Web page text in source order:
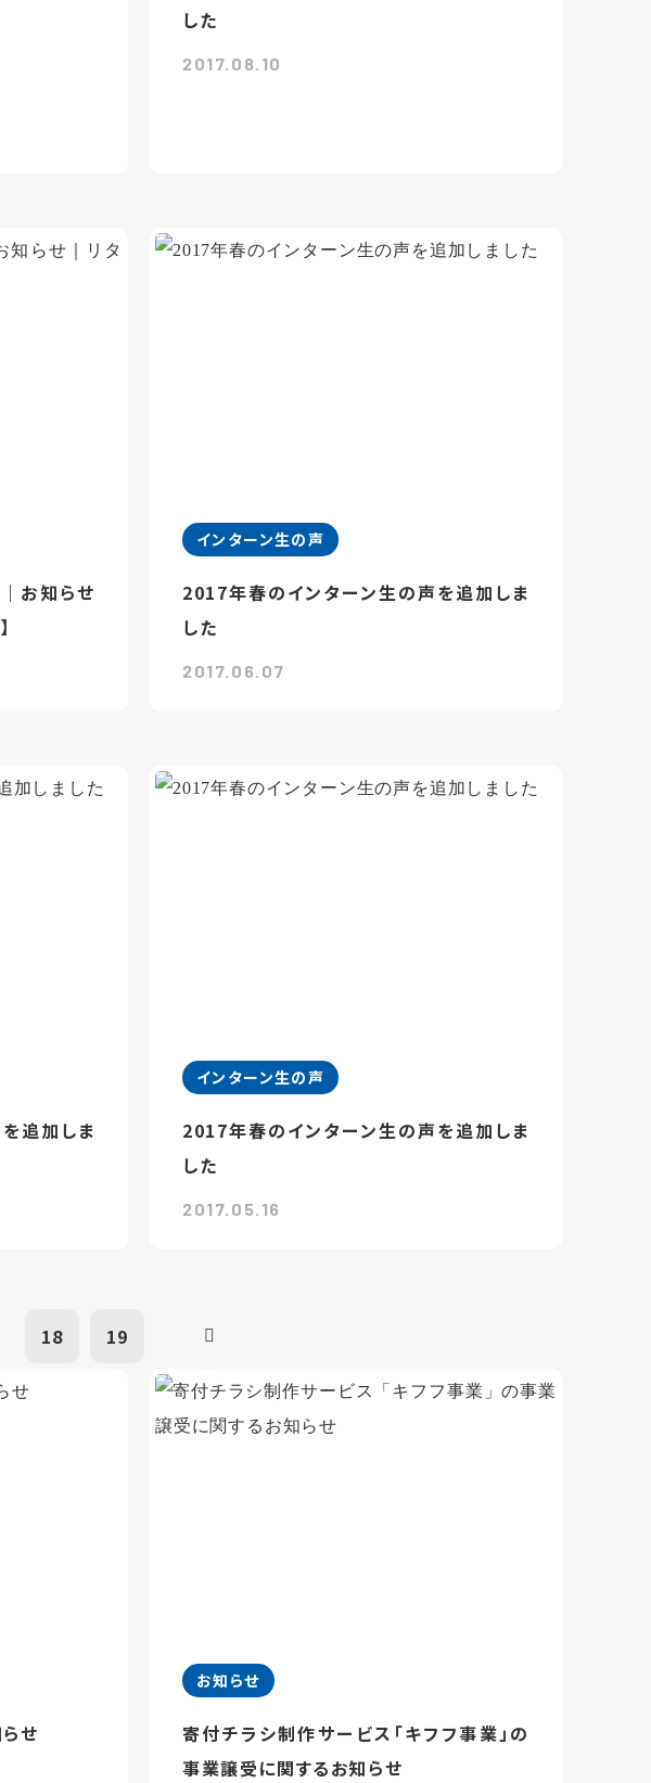
した
2017.08.10
お知らせ
インターン生の声
2017年春のインターン生の声を追加しま
した
2017.06.07
追加しま
インターン生の声
2017年春のインターン生の声を追加しま
した
2017.05.16
18 19
せ
お知らせ
寄付チラシ制作サービス「キフフ事業」の
事業譲受に関するお知らせ